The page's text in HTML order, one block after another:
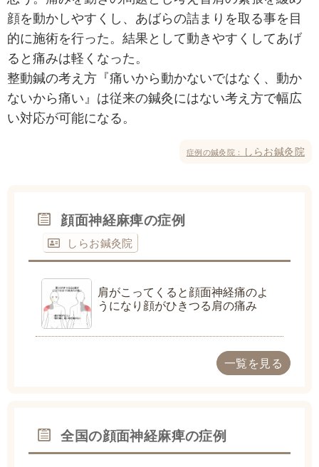
顔を動かしやすくし、あばらの詰まりを取る事を目
的に施術を行った。結果として動きやすくしてあげ
ると痛みは軽くなった。
整動鍼の考え方『痛いから動かないではなく、動か
ないから痛い』は従来の鍼灸にはない考え方で幅広
い対応が可能になる。
症例の鍼灸院： しらお鍼灸院
顔面神経麻痺の症例
しらお鍼灸院
肩がこってくると顔面神経痛のよ
うになり顔がひきつる肩の痛み
一覧を見る
全国の顔面神経麻痺の症例